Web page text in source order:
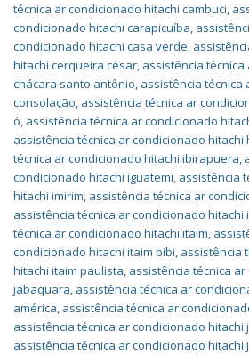
técnica ar condicionado hitachi cambuci,
condicionado hitachi carapicuíba,
condicionado hitachi casa verde,
hitachi cerqueira césar, assistência
chácara santo antônio, assistência técnica
consolação, assistência técnica ar
ó, assistência técnica ar condicionado
assistência técnica ar condicionado hitachi
técnica ar condicionado hitachi ibirapuera,
condicionado hitachi iguatemi, assistência
hitachi imirim, assistência técnica ar
assistência técnica ar condicionado hitachi
técnica ar condicionado hitachi itaim,
condicionado hitachi itaim bibi, assistência
hitachi itaim paulista, assistência técnica
jabaquara, assistência técnica ar
américa, assistência técnica ar
assistência técnica ar condicionado hitachi
assistência técnica ar condicionado hitachi